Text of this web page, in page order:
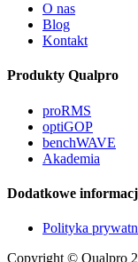
O nas
Blog
Kontakt
Produkty Qualpro
proRMS
optiGOP
benchWAVE
Akademia
Dodatkowe
Polityka
Copyright © Qualpro